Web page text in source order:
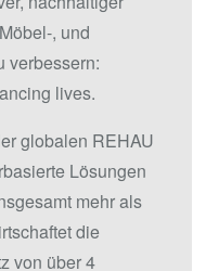
, und
verbessern:
lives.
globalen REHAU
Lösungen
mehr als
die
von über 4